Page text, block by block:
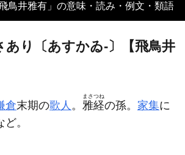
飛鳥井雅有」の意味・読み・例文・類語
あり〔あすかゐ‐〕【飛鳥井
倉末期の歌人 。 雅経
まさつね
の孫。 家集に
。